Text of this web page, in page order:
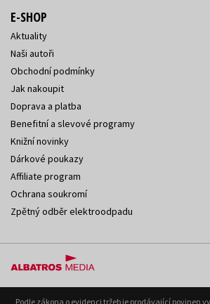
E-SHOP
Aktuality
Naši autoři
Obchodní podmínky
Jak nakoupit
Doprava a platba
Benefitní a slevové programy
Knižní novinky
Dárkové poukazy
Affiliate program
Ochrana soukromí
Zpětný odběr elektroodpadu
Podle zákona o evidenci tržeb je prodávající povinen